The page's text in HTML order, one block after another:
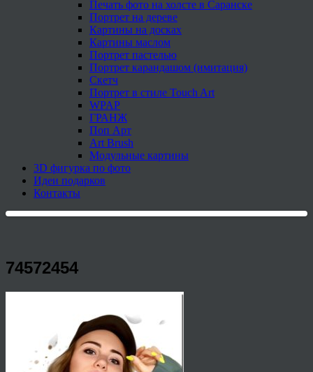
Печать фото на холсте в Саранске
Портрет на дереве
Картины на досках
Картины маслом
Портрет пастелью
Портрет карандашом (имитация)
Скетч
Портрет в стиле Touch Art
WPAP
ГРАНЖ
Поп Арт
Art Brush
Модульные картины
3D фигурка по фото
Идеи подарков
Контакты
74572454